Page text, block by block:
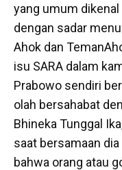
yang umum dikenal
dengan sadar
Ahok dan
isu SARA dalam
Prabowo sendiri
olah bersahabat
Bhineka Tunggal
saat bersamaan
bahwa orang atau